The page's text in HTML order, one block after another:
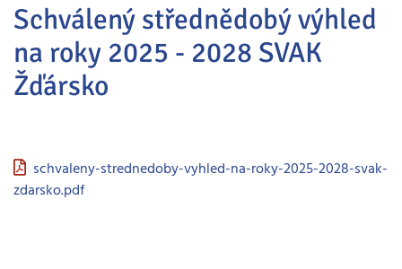
Schválený střednědobý výhled
na roky 2025 - 2028 SVAK
Žďársko
schvaleny-strednedoby-vyhled-na-roky-2025-2028-svak-
zdarsko.pdf